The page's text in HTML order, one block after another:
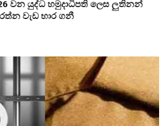
26 වන යුද්ධ හමුදාධිපති ලෙස ලුතිනන්
වැඩ භාර ගනී